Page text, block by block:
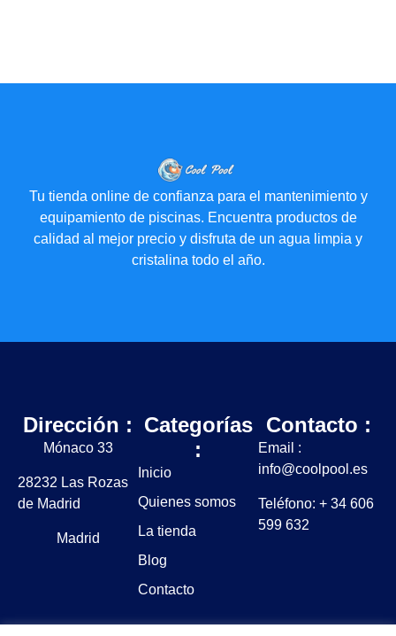
Tu tienda online de confianza para el mantenimiento y
equipamiento de piscinas. Encuentra productos de
calidad al mejor precio y disfruta de un agua limpia y
cristalina todo el año.
Dirección :
Mónaco 33
28232 Las Rozas
de Madrid
Madrid
Categorías
:
Inicio
Quienes somos
La tienda
Blog
Contacto
Contacto :
Email :
info@coolpool.es
Teléfono: + 34 606
599 632